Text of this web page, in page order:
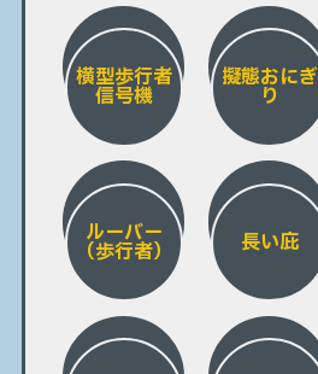
横型歩行者
信号機
擬態おにぎ
り
ルーバー
（歩行者） 長い庇